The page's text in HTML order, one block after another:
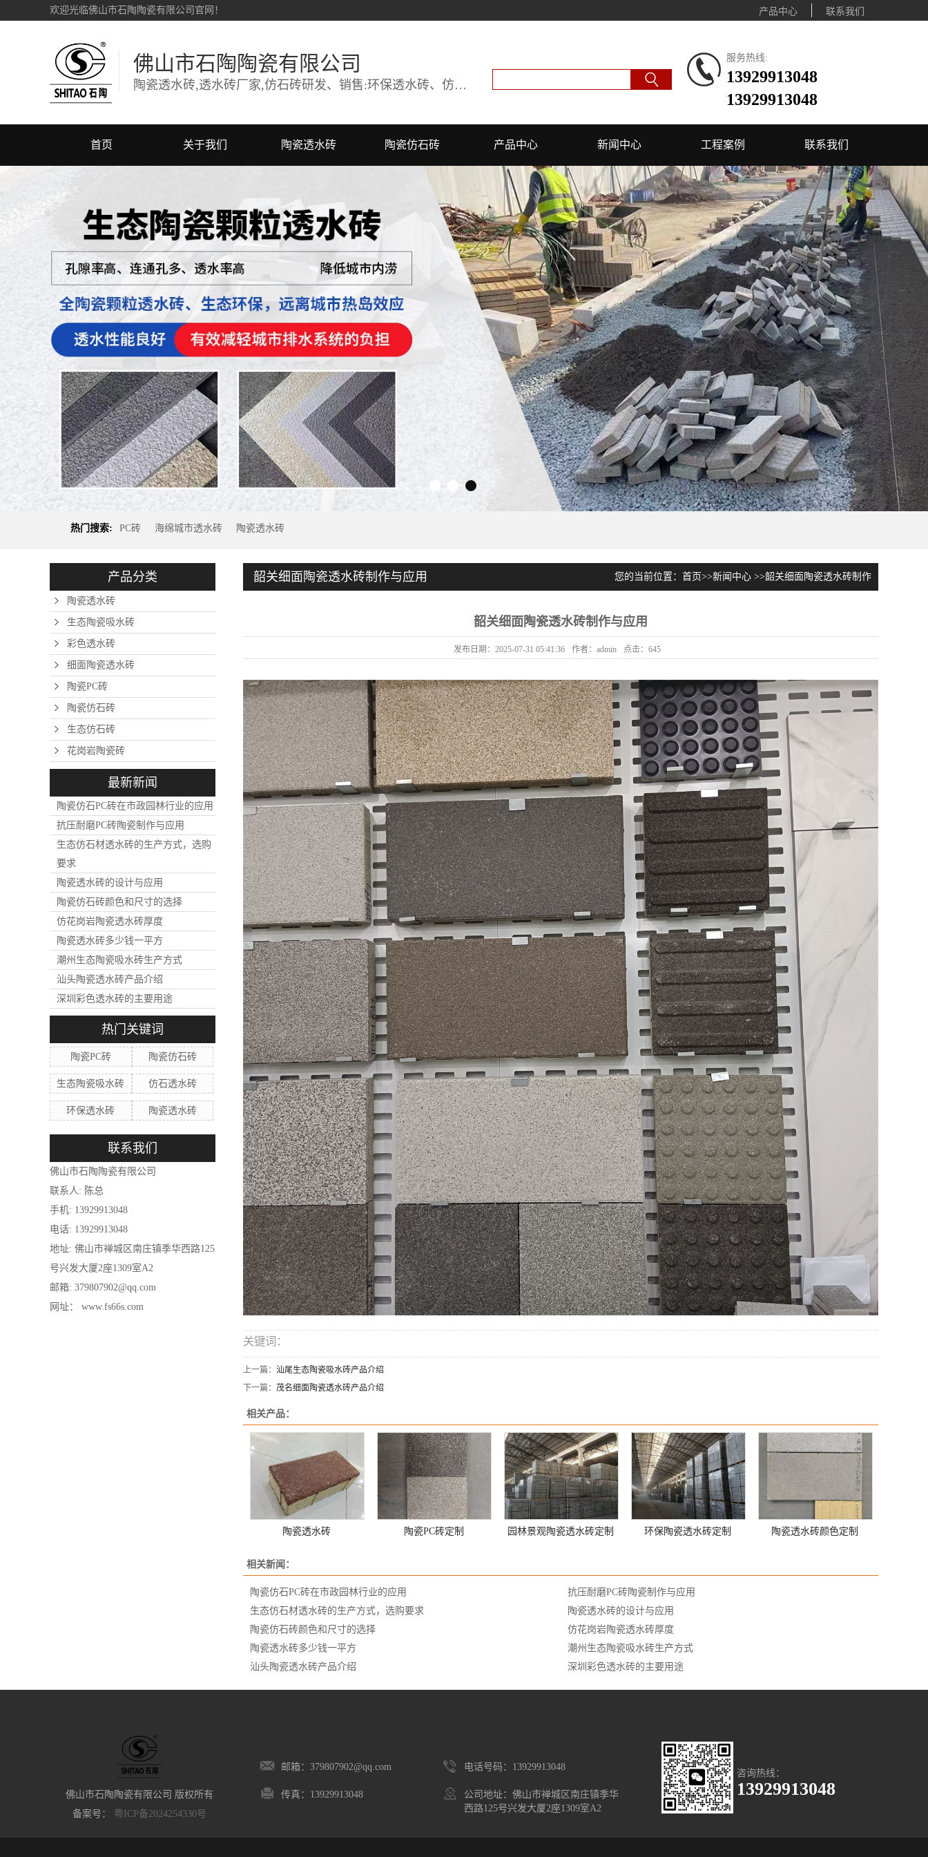
欢迎光临佛山市石陶陶瓷有限公司官网！ 联系我们
产品中心
佛山市石陶陶瓷有限公司
陶瓷透水砖,透水砖厂家,仿石砖研发、销售:环保透水砖、仿古砖
服务热线:
13929913048
13929913048
首页 关于我们 陶瓷透水砖 陶瓷仿石砖 产品中心 新闻中心 工程案例 联系我们
热门搜索: PC砖 海绵城市透水砖 陶瓷透水砖
产品分类
陶瓷透水砖
生态陶瓷吸水砖
彩色透水砖
细面陶瓷透水砖
陶瓷PC砖
陶瓷仿石砖
生态仿石砖
花岗岩陶瓷砖
最新新闻
陶瓷仿石PC砖在市政园林行业的应用
抗压耐磨PC砖陶瓷制作与应用
生态仿石材透水砖的生产方式，选购
要求
陶瓷透水砖的设计与应用
陶瓷仿石砖颜色和尺寸的选择
仿花岗岩陶瓷透水砖厚度
陶瓷透水砖多少钱一平方
潮州生态陶瓷吸水砖生产方式
汕头陶瓷透水砖产品介绍
深圳彩色透水砖的主要用途
热门关键词
陶瓷PC砖 陶瓷仿石砖
生态陶瓷吸水砖 仿石透水砖
环保透水砖 陶瓷透水砖
联系我们
佛山市石陶陶瓷有限公司
联系人: 陈总
手机: 13929913048
电话: 13929913048
地址: 佛山市禅城区南庄镇季华西路125
号兴发大厦2座1309室A2
邮箱: 379807902@qq.com
网址： www.fs66s.com
韶关细面陶瓷透水砖制作与应用 您的当前位置： 首页>>新闻中心 >>韶关细面陶瓷透水砖制作
韶关细面陶瓷透水砖制作与应用
发布日期： 2025-07-31 05:41:36 作者： admin 点击： 645
关键词：
上一篇： 汕尾生态陶瓷吸水砖产品介绍
下一篇： 茂名细面陶瓷透水砖产品介绍
相关产品：
陶瓷透水砖 陶瓷PC砖定制 园林景观陶瓷透水砖定制 环保陶瓷透水砖定制 陶瓷透水砖颜色定制
相关新闻：
陶瓷仿石PC砖在市政园林行业的应用
抗压耐磨PC砖陶瓷制作与应用
生态仿石材透水砖的生产方式，选购要求
陶瓷透水砖的设计与应用
陶瓷仿石砖颜色和尺寸的选择
仿花岗岩陶瓷透水砖厚度
陶瓷透水砖多少钱一平方
潮州生态陶瓷吸水砖生产方式
汕头陶瓷透水砖产品介绍
深圳彩色透水砖的主要用途
佛山市石陶陶瓷有限公司 版权所有
备案号：
粤ICP备2024254330号
邮箱：379807902@qq.com 电话号码：13929913048
传真：13929913048
公司地址：佛山市禅城区南庄镇季华
西路125号兴发大厦2座1309室A2
咨询热线：
13929913048